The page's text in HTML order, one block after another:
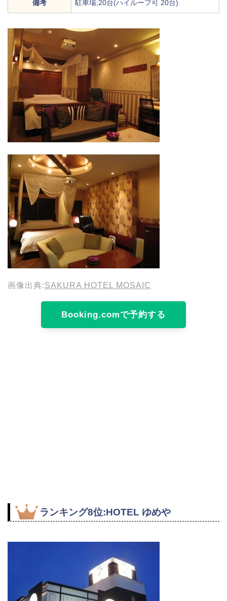
備考 駐車場;20台(ハイルーフ可 20台)
画像出典:SAKURA HOTEL MOSAIC
Booking.comで予約する
ランキング8位:HOTEL ゆめや